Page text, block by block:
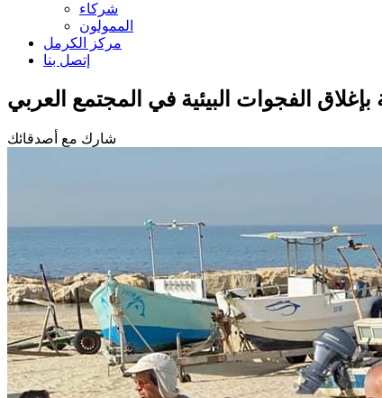
شركاء
الممولون
مركز الكرمل
إتصل بنا
الفجوات البيئية في المجتمع العربي
شارك مع أصدقائك